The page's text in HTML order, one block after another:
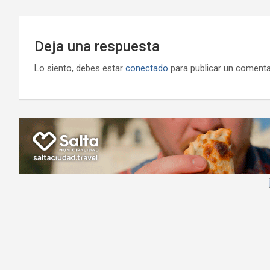
Deja una respuesta
Lo siento, debes estar conectado para publicar un